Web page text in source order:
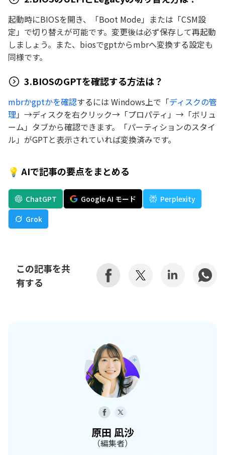
起動時にBIOSを開き、「Boot Mode」または「CSM設
定」で切り替えが可能です。変更後は必ず保存して再起動
しましょう。また、biosでgptからmbrへ変換する設定も
同様です。
3.BIOSのGPTを確認する方法は？
mbrかgptかを確認するには Windows上で「ディスクの管
理」→ディスクを右クリック→「プロパティ」→「ボリュ
ーム」タブから確認できます。「パーティションのスタイ
ル」がGPTと表示されていれば変換済みです。
💡 AIで記事の要点をまとめる
ChatGPT Google AI モード
Perplexity
Grok
この記事を共
有する
原田 凪沙
（編集者）